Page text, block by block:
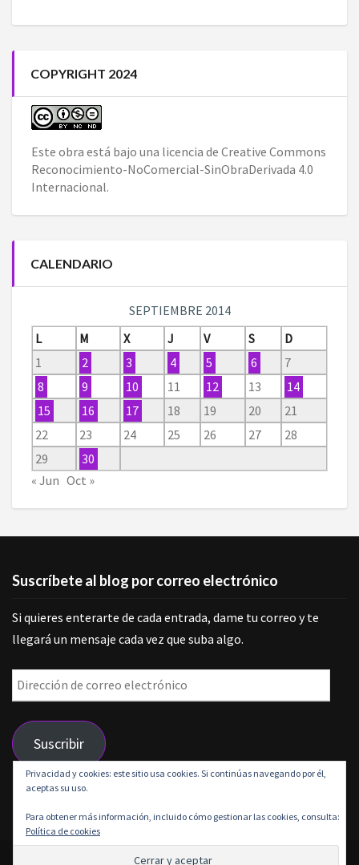
COPYRIGHT 2024
Este obra está bajo una licencia de Creative Commons
Reconocimiento-NoComercial-SinObraDerivada 4.0
Internacional.
CALENDARIO
SEPTIEMBRE 2014
L
M X J V S
D
1
2 3 4 5 6
7
8
9 10 11 12 13
14
15
16 17 18 19 20
21
22
23 24 25 26 27
28
29
30
« Jun Oct »
Suscríbete al blog por correo electrónico
Si quieres enterarte de cada entrada, dame tu correo y te
llegará un mensaje cada vez que suba algo.
Dirección
de
correo
electrónico
Suscribir
Únete a otros 9 suscriptores
Privacidad y cookies: este sitio usa cookies. Si continúas navegando por él,
aceptas su uso.
Para obtener más información, incluido cómo gestionar las cookies, consulta:
Política de cookies